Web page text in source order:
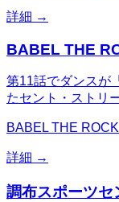
詳細 →
BABEL THE
第11話でダンスが
たセント・ストリ
BABEL THE
詳細 →
調布スポーツセ